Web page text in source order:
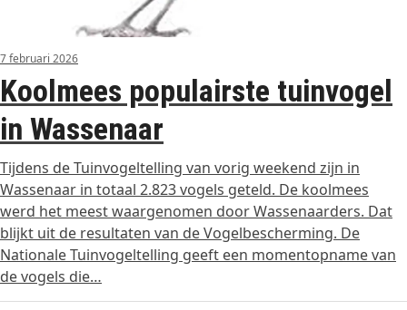
7 februari 2026
Koolmees populairste tuinvogel
in Wassenaar
Tijdens de Tuinvogeltelling van vorig weekend zijn in
Wassenaar in totaal 2.823 vogels geteld. De koolmees
werd het meest waargenomen door Wassenaarders. Dat
blijkt uit de resultaten van de Vogelbescherming. De
Nationale Tuinvogeltelling geeft een momentopname van
de vogels die…